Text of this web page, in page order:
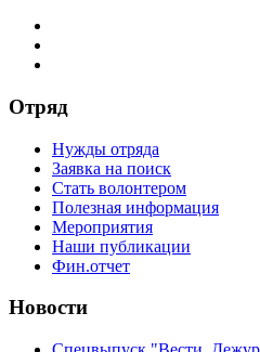
Отряд
Нужды отряда
Заявка на поиск
Стать волонтером
Полезная информация
Мероприятия
Наши публикации
Фин.отчет
Новости